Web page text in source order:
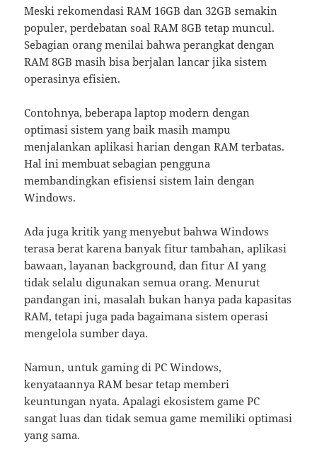
Meski rekomendasi RAM 16GB dan 32GB semakin
populer, perdebatan soal RAM 8GB tetap muncul.
Sebagian orang menilai bahwa perangkat dengan
RAM 8GB masih bisa berjalan lancar jika sistem
operasinya efisien.
Contohnya, beberapa laptop modern dengan
optimasi sistem yang baik masih mampu
menjalankan aplikasi harian dengan RAM terbatas.
Hal ini membuat sebagian pengguna
membandingkan efisiensi sistem lain dengan
Windows.
Ada juga kritik yang menyebut bahwa Windows
terasa berat karena banyak fitur tambahan, aplikasi
bawaan, layanan background, dan fitur AI yang
tidak selalu digunakan semua orang. Menurut
pandangan ini, masalah bukan hanya pada kapasitas
RAM, tetapi juga pada bagaimana sistem operasi
mengelola sumber daya.
Namun, untuk gaming di PC Windows,
kenyataannya RAM besar tetap memberi
keuntungan nyata. Apalagi ekosistem game PC
sangat luas dan tidak semua game memiliki optimasi
yang sama.